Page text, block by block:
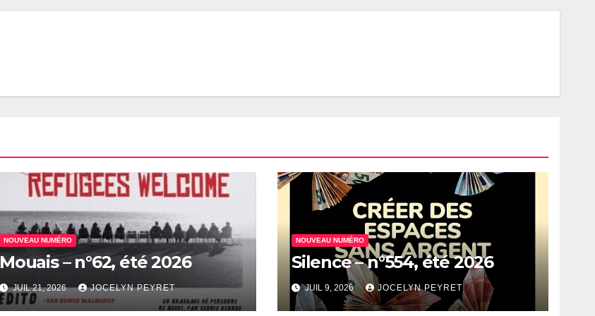
NOUVEAU NUMÉRO
Mouais – n°62, été 2026
JUIL 21, 2026 JOCELYN PEYRET
NOUVEAU NUMÉRO
Silence – n°554, été 2026
JUIL 9, 2026 JOCELYN PEYRET